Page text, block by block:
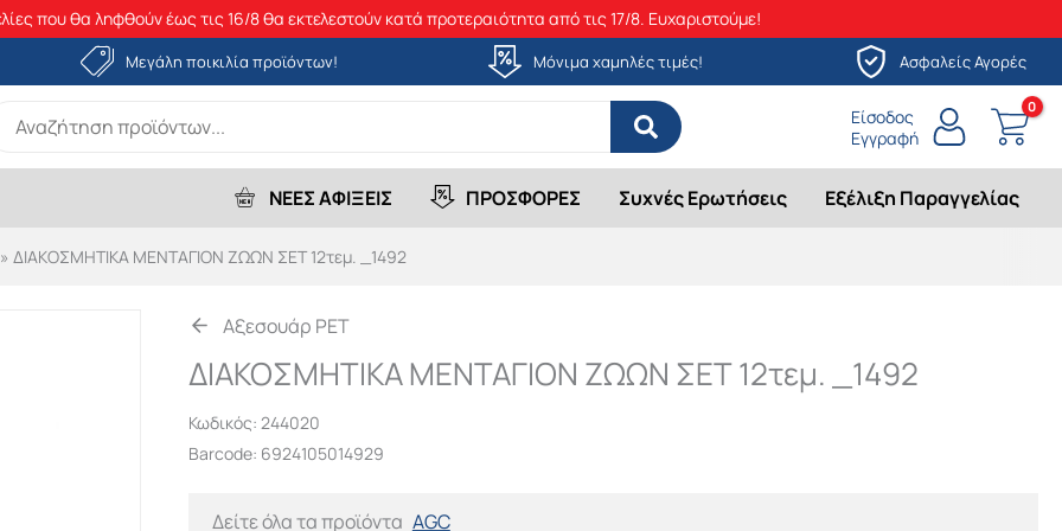
που θα ληφθούν έως τις 16/8 θα εκτελεστούν κατά προτεραιότητα από τις 17/8. Ευχαριστούμε!
Μεγάλη ποικιλία προϊόντων! Μόνιμα χαμηλές τιμές! Ασφαλείς Αγορές
Είσοδος
Εγγραφή
ΝΕΕΣ ΑΦΙΞΕΙΣ ΠΡΟΣΦΟΡΕΣ Συχνές Ερωτήσεις Εξέλιξη Παραγγελίας
ΔΙΑΚΟΣΜΗΤΙΚΑ ΜΕΝΤΑΓΙΟΝ ΖΩΩΝ ΣΕΤ 12τεμ. _1492
Αξεσουάρ PET
ΔΙΑΚΟΣΜΗΤΙΚΑ ΜΕΝΤΑΓΙΟΝ ΖΩΩΝ ΣΕΤ 12τεμ. _1492
Κωδικός: 244020
Barcode: 6924105014929
Δείτε όλα τα προϊόντα AGC